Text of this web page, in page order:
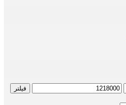
حداکثر
فیلتر